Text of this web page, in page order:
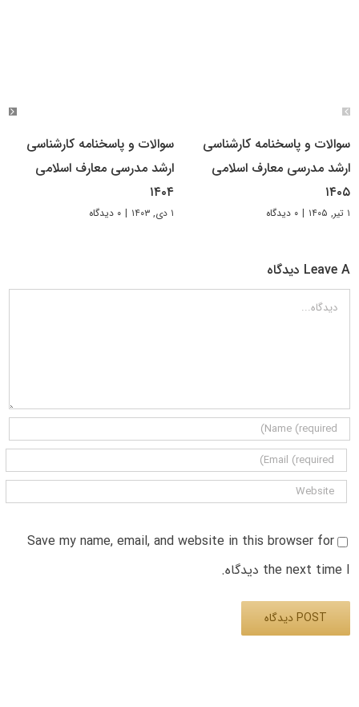
سوالات و پاسخنامه کارشناسی
ارشد مدرسی معارف اسلامی
۱۴۰۵
۱ تیر, ۱۴۰۵ | ۰ دیدگاه
سوالات و پاسخنامه کارشناسی
ارشد مدرسی معارف اسلامی
۱۴۰۴
۱ دی, ۱۴۰۳ | ۰ دیدگاه
Leave A دیدگاه
دیدگاه
Save my name, email, and website in this browser for
the next time I دیدگاه.